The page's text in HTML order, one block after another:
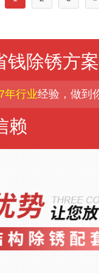
钱除锈方案
年行业经验，做到
赖